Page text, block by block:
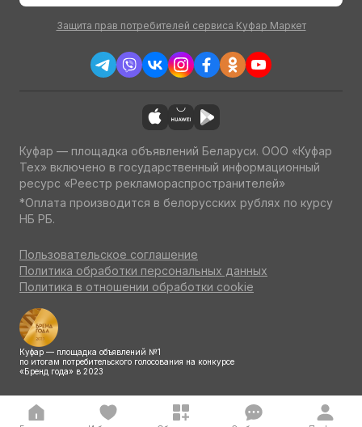
Защита прав потребителей сервиса Куфар Маркет
Куфар — площадка объявлений Беларуси. ООО «Куфар
Тех» включено в государственный информационный
ресурс «Реестр рекламораспространителей»
*Оплата производится в белорусских рублях по курсу
НБ РБ.
Пользовательское соглашение
Политика обработки персональных данных
Политика в отношении обработки cookie
Куфар — площадка объявлений №1
по итогам потребительского голосования на конкурсе
«Бренд года» в 2023